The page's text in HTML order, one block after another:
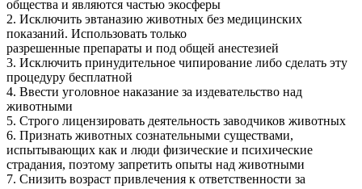
общества и являются частью экосферы
2. Исключить эвтаназию животных без медицинских
показаний. Использовать только
разрешенные препараты и под общей анестезией
3. Исключить принудительное чипирование либо сделать эту
процедуру бесплатной
4. Ввести уголовное наказание за издевательство над
животными
5. Строго лицензировать деятельность заводчиков животных
6. Признать животных сознательными существами,
испытывающих как и люди физические и психические
страдания, поэтому запретить опыты над животными
7. Снизить возраст привлечения к ответственности за